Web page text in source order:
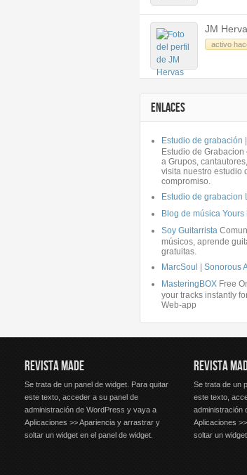
JM
activo
ENLACES
Estudio de grabación
Estudio de
a Grupos,
visita nuestro estudio
compromiso.
Estudio de grabacion
Blog de música Yours
Soy Guitarrista
músicos, aprende
gratuitas.
MarcSoul | Sonorous
MasteringBOX Free
your tracks instantly
Web-app
REVISTA MADE
Se trata de un panel de widget. Para quitar
este texto, acceder a su panel de
administración de WordPress y vaya a
Aplicaciones >> Apariencia y arrastrar y
soltar un widget en el panel de widget.
REVISTA
Se trata de un
este texto,
administración
Aplicaciones
soltar un